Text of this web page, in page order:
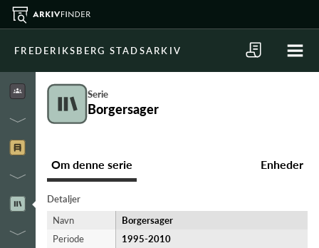
FREDERIKSBERG STADSARKIV
Serie
Borgersager
Om denne serie Enheder
Detaljer
Navn
Borgersager
Periode
1995-​2010